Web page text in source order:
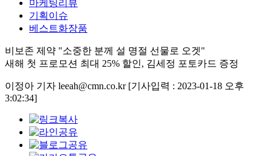
마케팅리뷰
기획이슈
베스트화장품
비보존 제약 "소중한 분께 설 명절 선물로 오겟"
새해 첫 프로모션 최대 25% 할인, 김세정 포토카드 증정
이정아 기자 leeah@cmn.co.kr [기사입력 : 2023-01-18 오후
3:02:34]